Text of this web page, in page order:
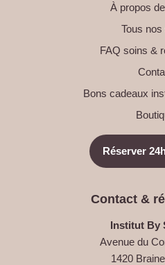
À propos
Tous nos
FAQ soins &
Bons cadeaux
Réserver
Contact &
Institut By
Avenue du
1420